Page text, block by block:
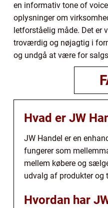
en informativ tone of
oplysninger om
letforståelig måde. Det er
troværdig og nøjagtig i
og undgå at være for
Hvad er JW
JW Handel er en
fungerer som
mellem købere og
udvalg af produkter og
Hvordan har